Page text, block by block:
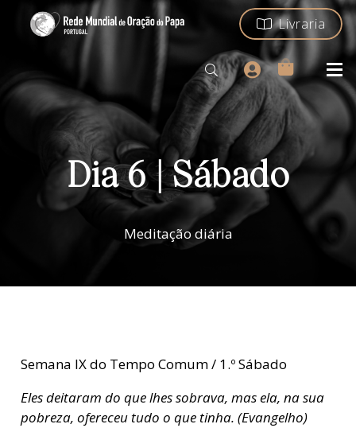
Livraria
Dia 6 | Sábado
Meditação diária
Semana IX do Tempo Comum / 1.º Sábado
Eles deitaram do que lhes sobrava, mas ela, na sua
pobreza, ofereceu tudo o que tinha. (Evangelho)